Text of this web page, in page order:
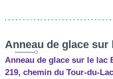
Anneau de glace
Anneau de glace sur le lac
219, chemin du Tour-du-